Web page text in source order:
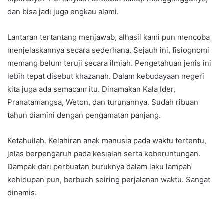
dan bisa jadi juga engkau alami.
Lantaran tertantang menjawab, alhasil kami pun mencoba
menjelaskannya secara sederhana. Sejauh ini, fisiognomi
memang belum teruji secara ilmiah. Pengetahuan jenis ini
lebih tepat disebut khazanah. Dalam kebudayaan negeri
kita juga ada semacam itu. Dinamakan Kala Ider,
Pranatamangsa, Weton, dan turunannya. Sudah ribuan
tahun diamini dengan pengamatan panjang.
Ketahuilah. Kelahiran anak manusia pada waktu tertentu,
jelas berpengaruh pada kesialan serta keberuntungan.
Dampak dari perbuatan buruknya dalam laku lampah
kehidupan pun, berbuah seiring perjalanan waktu. Sangat
dinamis.